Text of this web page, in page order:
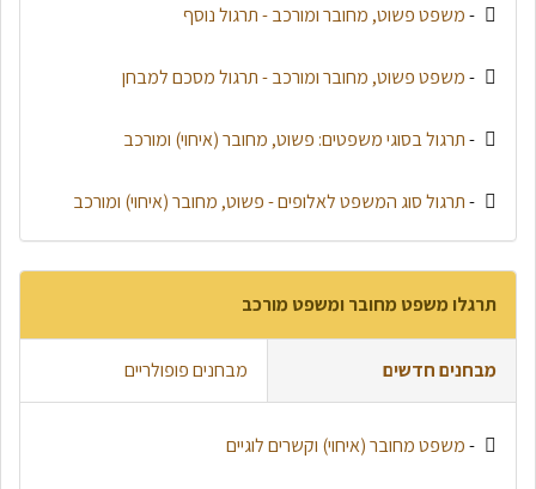
-משפט פשוט, מחובר ומורכב - תרגול נוסף
-משפט פשוט, מחובר ומורכב - תרגול מסכם למבחן
-תרגול בסוגי משפטים: פשוט, מחובר (איחוי) ומורכב
-תרגול סוג המשפט לאלופים - פשוט, מחובר (איחוי) ומורכב
תרגלו משפט מחובר ומשפט מורכב
מבחנים חדשים מבחנים פופולריים
-משפט מחובר (איחוי) וקשרים לוגיים